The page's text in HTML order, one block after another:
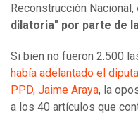
Reconstrucción Nacional,
dilatoria" por parte de
Si bien no fueron 2.500
había adelantado el
PPD, Jaime Araya, la
a los 40 artículos que